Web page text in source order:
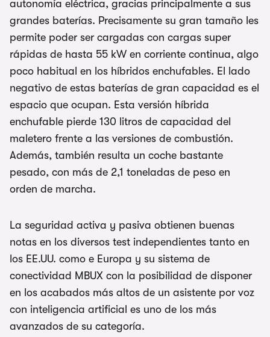
autonomía eléctrica, gracias principalmente a sus
grandes baterías. Precisamente su gran tamaño les
permite poder ser cargadas con cargas super
rápidas de hasta 55 kW en corriente continua, algo
poco habitual en los híbridos enchufables. El lado
negativo de estas baterías de gran capacidad es el
espacio que ocupan. Esta versión híbrida
enchufable pierde 130 litros de capacidad del
maletero frente a las versiones de combustión.
Además, también resulta un coche bastante
pesado, con más de 2,1 toneladas de peso en
orden de marcha.
La seguridad activa y pasiva obtienen buenas
notas en los diversos test independientes tanto en
los EE.UU. como e Europa y su sistema de
conectividad MBUX con la posibilidad de disponer
en los acabados más altos de un asistente por voz
con inteligencia artificial es uno de los más
avanzados de su categoría.